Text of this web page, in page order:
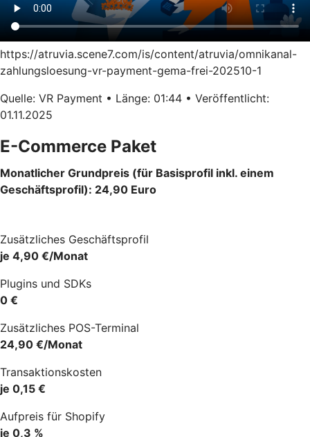
https://atruvia.scene7.com/is/content/atruvia/omnikanal-
zahlungsloesung-vr-payment-gema-frei-202510-1
Quelle: VR Payment • Länge: 01:44 • Veröffentlicht:
01.11.2025
E-Commerce Paket
Monatlicher Grundpreis (für Basisprofil inkl. einem
Geschäftsprofil): 24,90 Euro
Zusätzliches Geschäftsprofil
je 4,90 €/Monat
Plugins und SDKs
0 €
Zusätzliches POS-Terminal
24,90 €/Monat
Transaktionskosten
je 0,15 €
Aufpreis für Shopify
je 0,3 %